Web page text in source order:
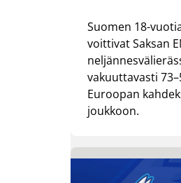
Suomen 18-
voittivat Saksan
vakuuttavasti
Euroopan
joukkoon.